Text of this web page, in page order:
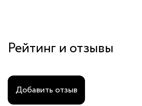
Рейтинг и отзывы
Добавить отзыв